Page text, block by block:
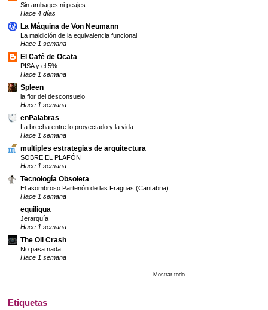
Sin ambages ni peajes
Hace 4 días
La Máquina de Von Neumann
La maldición de la equivalencia funcional
Hace 1 semana
El Café de Ocata
PISA y el 5%
Hace 1 semana
Spleen
la flor del desconsuelo
Hace 1 semana
enPalabras
La brecha entre lo proyectado y la vida
Hace 1 semana
multiples estrategias de arquitectura
SOBRE EL PLAFÓN
Hace 1 semana
Tecnología Obsoleta
El asombroso Partenón de las Fraguas (Cantabria)
Hace 1 semana
equiliqua
Jerarquía
Hace 1 semana
The Oil Crash
No pasa nada
Hace 1 semana
Mostrar todo
Etiquetas